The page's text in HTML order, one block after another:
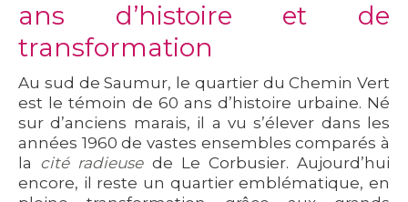
ans d’histoire et de
transformation
Au sud de Saumur, le quartier duChemin Vert
est le témoin de 60 ans d’histoire urbaine. Né
sur d’anciens marais, il a vu s’élever dans les
années 1960 de vastes ensembles comparés à
la cité radieusede Le Corbusier. Aujourd’hui
encore, il reste un quartier emblématique, en